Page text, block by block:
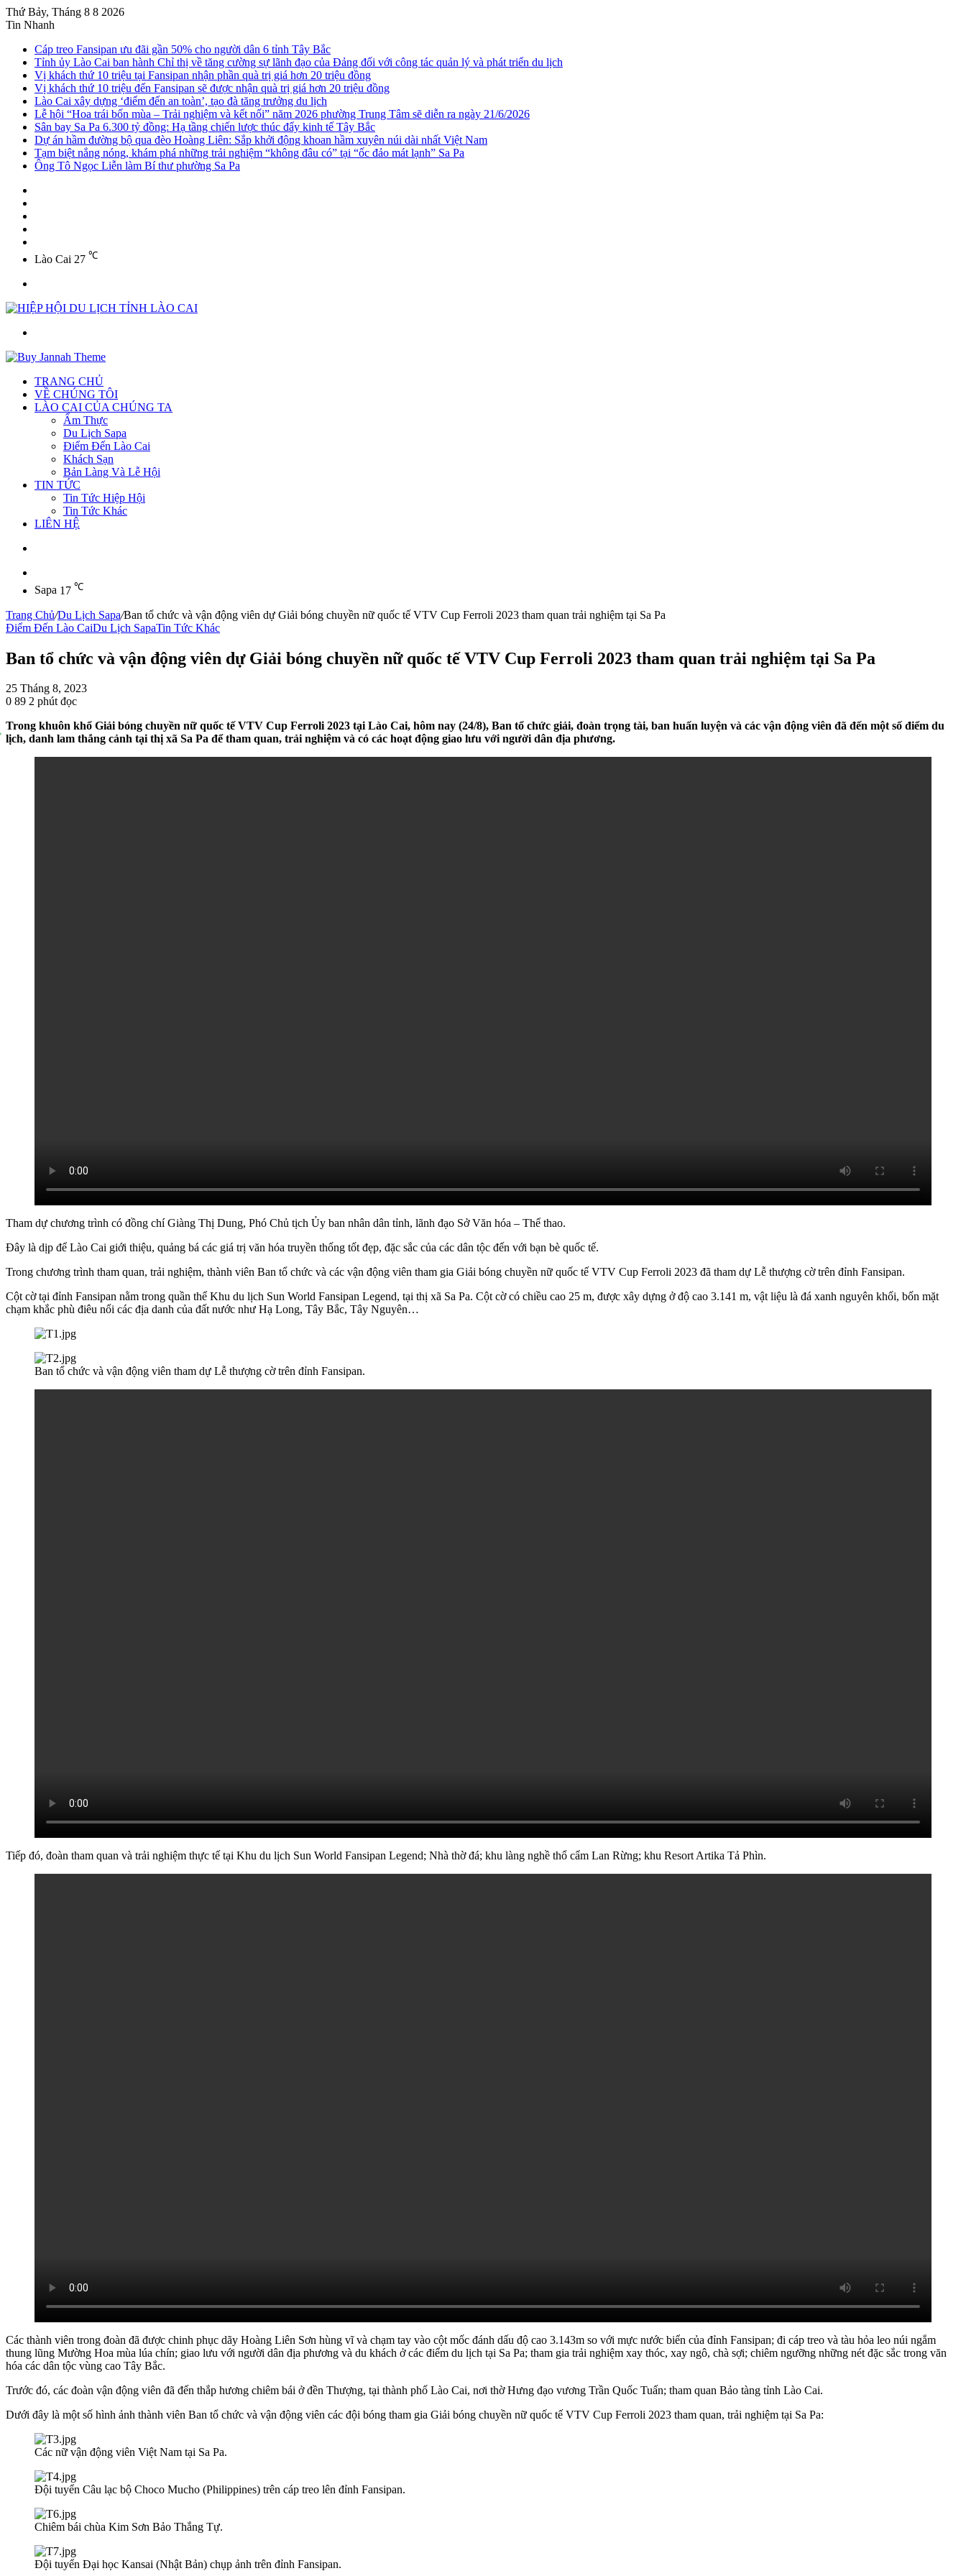
Thứ Bảy, Tháng 8 8 2026
Tin Nhanh
Cáp treo Fansipan ưu đãi gần 50% cho người dân 6 tỉnh Tây Bắc
Tỉnh ủy Lào Cai ban hành Chỉ thị về tăng cường sự lãnh đạo của Đảng đối với công tác quản lý và phát triển du lịch
Vị khách thứ 10 triệu tại Fansipan nhận phần quà trị giá hơn 20 triệu đồng
Vị khách thứ 10 triệu đến Fansipan sẽ được nhận quà trị giá hơn 20 triệu đồng
Lào Cai xây dựng ‘điểm đến an toàn’, tạo đà tăng trưởng du lịch
Lễ hội “Hoa trái bốn mùa – Trải nghiệm và kết nối” năm 2026 phường Trung Tâm sẽ diễn ra ngày 21/6/2026
Sân bay Sa Pa 6.300 tỷ đồng: Hạ tầng chiến lược thúc đẩy kinh tế Tây Bắc
Dự án hầm đường bộ qua đèo Hoàng Liên: Sắp khởi động khoan hầm xuyên núi dài nhất Việt Nam
Tạm biệt nắng nóng, khám phá những trải nghiệm “không đâu có” tại “ốc đảo mát lạnh” Sa Pa
Ông Tô Ngọc Liễn làm Bí thư phường Sa Pa
Lào Cai 27 ℃
TRANG CHỦ
VỀ CHÚNG TÔI
LÀO CAI CỦA CHÚNG TA
Ẩm Thực
Du Lịch Sapa
Điểm Đến Lào Cai
Khách Sạn
Bản Làng Và Lễ Hội
TIN TỨC
Tin Tức Hiệp Hội
Tin Tức Khác
LIÊN HỆ
Sapa 17 ℃
Trang Chủ/Du Lịch Sapa/Ban tổ chức và vận động viên dự Giải bóng chuyền nữ quốc tế VTV Cup Ferroli 2023 tham quan trải nghiệm tại Sa Pa
Điểm Đến Lào CaiDu Lịch SapaTin Tức Khác
Ban tổ chức và vận động viên dự Giải bóng chuyền nữ quốc tế VTV Cup Ferroli 2023 tham quan trải nghiệm tại Sa Pa
25 Tháng 8, 2023
0 89 2 phút đọc
Trong khuôn khổ Giải bóng chuyền nữ quốc tế VTV Cup Ferroli 2023 tại Lào Cai, hôm nay (24/8), Ban tổ chức giải, đoàn trọng tài, ban huấn luyện và các vận động viên đã đến một số điểm du
lịch, danh lam thắng cảnh tại thị xã Sa Pa để tham quan, trải nghiệm và có các hoạt động giao lưu với người dân địa phương.
Tham dự chương trình có đồng chí Giàng Thị Dung, Phó Chủ tịch Ủy ban nhân dân tỉnh, lãnh đạo Sở Văn hóa – Thể thao.
Đây là dịp để Lào Cai giới thiệu, quảng bá các giá trị văn hóa truyền thống tốt đẹp, đặc sắc của các dân tộc đến với bạn bè quốc tế.
Trong chương trình tham quan, trải nghiệm, thành viên Ban tổ chức và các vận động viên tham gia Giải bóng chuyền nữ quốc tế VTV Cup Ferroli 2023 đã tham dự Lễ thượng cờ trên đỉnh Fansipan.
Cột cờ tại đỉnh Fansipan nằm trong quần thể Khu du lịch Sun World Fansipan Legend, tại thị xã Sa Pa. Cột cờ có chiều cao 25 m, được xây dựng ở độ cao 3.141 m, vật liệu là đá xanh nguyên khối, bốn mặt
chạm khắc phù điêu nổi các địa danh của đất nước như Hạ Long, Tây Bắc, Tây Nguyên…
Ban tổ chức và vận động viên tham dự Lễ thượng cờ trên đỉnh Fansipan.
Tiếp đó, đoàn tham quan và trải nghiệm thực tế tại Khu du lịch Sun World Fansipan Legend; Nhà thờ đá; khu làng nghề thổ cẩm Lan Rừng; khu Resort Artika Tả Phìn.
Các thành viên trong đoàn đã được chinh phục dãy Hoàng Liên Sơn hùng vĩ và chạm tay vào cột mốc đánh dấu độ cao 3.143m so với mực nước biển của đỉnh Fansipan; đi cáp treo và tàu hỏa leo núi ngắm
thung lũng Mường Hoa mùa lúa chín; giao lưu với người dân địa phương và du khách ở các điểm du lịch tại Sa Pa; tham gia trải nghiệm xay thóc, xay ngô, chà sợi; chiêm ngưỡng những nét đặc sắc trong văn
hóa các dân tộc vùng cao Tây Bắc.
Trước đó, các đoàn vận động viên đã đến thắp hương chiêm bái ở đền Thượng, tại thành phố Lào Cai, nơi thờ Hưng đạo vương Trần Quốc Tuấn; tham quan Bảo tàng tỉnh Lào Cai.
Dưới đây là một số hình ảnh thành viên Ban tổ chức và vận động viên các đội bóng tham gia Giải bóng chuyền nữ quốc tế VTV Cup Ferroli 2023 tham quan, trải nghiệm tại Sa Pa:
Các nữ vận động viên Việt Nam tại Sa Pa.
Đội tuyển Câu lạc bộ Choco Mucho (Philippines) trên cáp treo lên đỉnh Fansipan.
Chiêm bái chùa Kim Sơn Bảo Thắng Tự.
Đội tuyển Đại học Kansai (Nhật Bản) chụp ảnh trên đỉnh Fansipan.